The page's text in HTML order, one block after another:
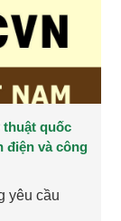
thuật quốc
điện và công
yêu cầu